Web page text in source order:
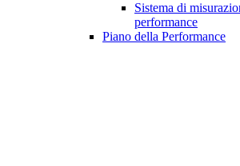
Sistema di
performance
Piano della Performance